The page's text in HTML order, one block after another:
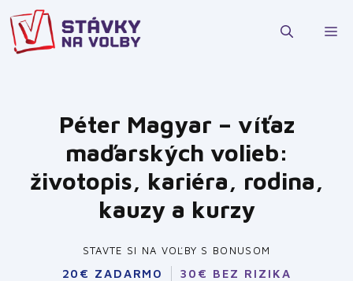
Preskočiť
na
obsah
Péter Magyar – víťaz
maďarských volieb:
životopis, kariéra, rodina,
kauzy a kurzy
STAVTE SI NA VOĽBY S BONUSOM
20€ ZADARMO 30€ BEZ RIZIKA